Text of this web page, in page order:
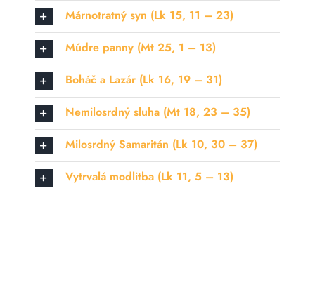
Márnotratný syn (Lk 15, 11 – 23)
Múdre panny (Mt 25, 1 – 13)
Boháč a Lazár (Lk 16, 19 – 31)
Nemilosrdný sluha (Mt 18, 23 – 35)
Milosrdný Samaritán (Lk 10, 30 – 37)
Vytrvalá modlitba (Lk 11, 5 – 13)